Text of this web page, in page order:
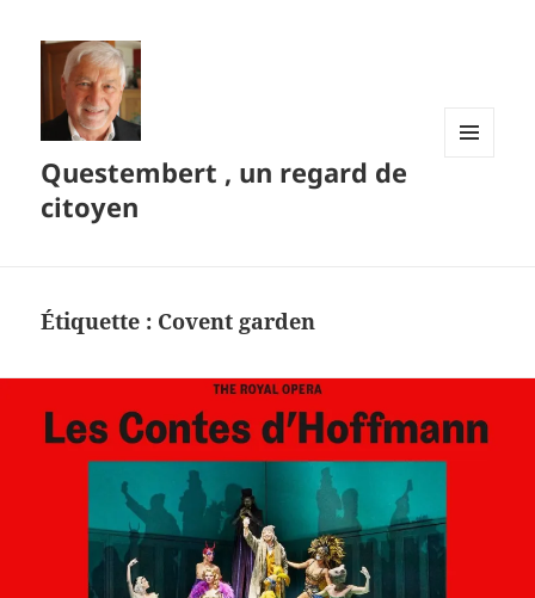
Questembert , un regard de
citoyen
Étiquette : Covent garden